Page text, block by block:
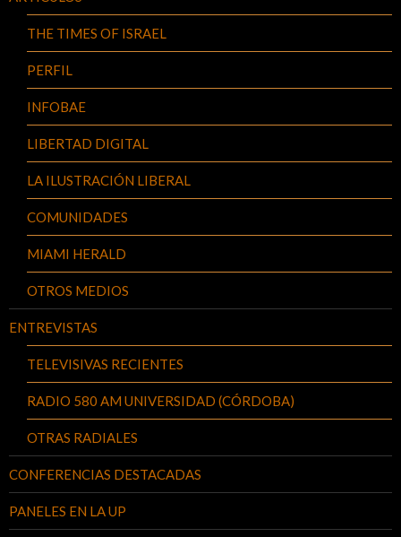
THE TIMES OF ISRAEL
PERFIL
INFOBAE
LIBERTAD DIGITAL
LA ILUSTRACIÓN LIBERAL
COMUNIDADES
MIAMI HERALD
OTROS MEDIOS
ENTREVISTAS
TELEVISIVAS RECIENTES
RADIO 580 AM UNIVERSIDAD (CÓRDOBA)
OTRAS RADIALES
CONFERENCIAS DESTACADAS
PANELES EN LA UP